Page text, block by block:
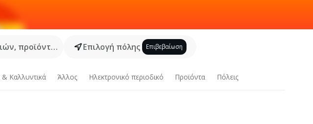
προϊόντων...
Επιλογή πόλης Επιβεβαίωση
& Καλλυντικά Άλλος Ηλεκτρονικό περιοδικό Προϊόντα Πόλεις